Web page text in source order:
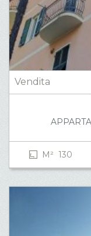
Vendita
M² 130